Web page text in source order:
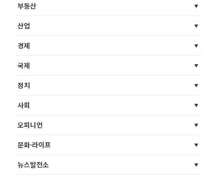
부동산
산업
경제
국제
정치
사회
오피니언
문화·라이프
뉴스발전소